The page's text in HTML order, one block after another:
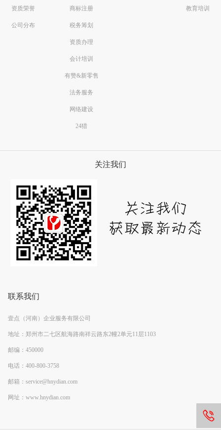
资质荣誉
公司分布
商标注册
税务筹划
资质办理
会计培训
有赞&新零售
法务服务
网络建设
24猎
教育培训
关注我们
联系我们
壹点（河南）企业服务有限公司
地址：郑州市二七区航海路南祥云路东2幢2单元11层1103
邮编：450000
电话：400-800-3758
邮箱：service@hnydian.com
网址：www.hnydian.com